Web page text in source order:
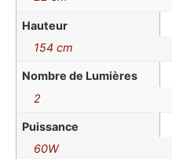
Hauteur
154 cm
Nombre de Lumières
2
Puissance
60W